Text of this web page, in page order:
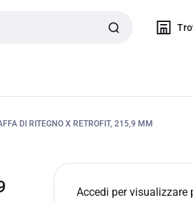
DI RITEGNO X RETROFIT, 215,9 MM
Accedi per visualizzare